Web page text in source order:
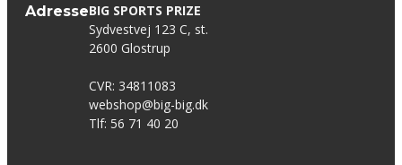
AdresseBIG SPORTS PRIZE
Sydvestvej 123 C, st.
2600 Glostrup
CVR: 34811083
webshop@big-big.dk
Tlf: 56 71 40 20